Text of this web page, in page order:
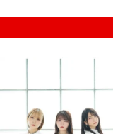
...
8月 4
4 0